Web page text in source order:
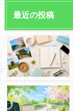
最近の投稿